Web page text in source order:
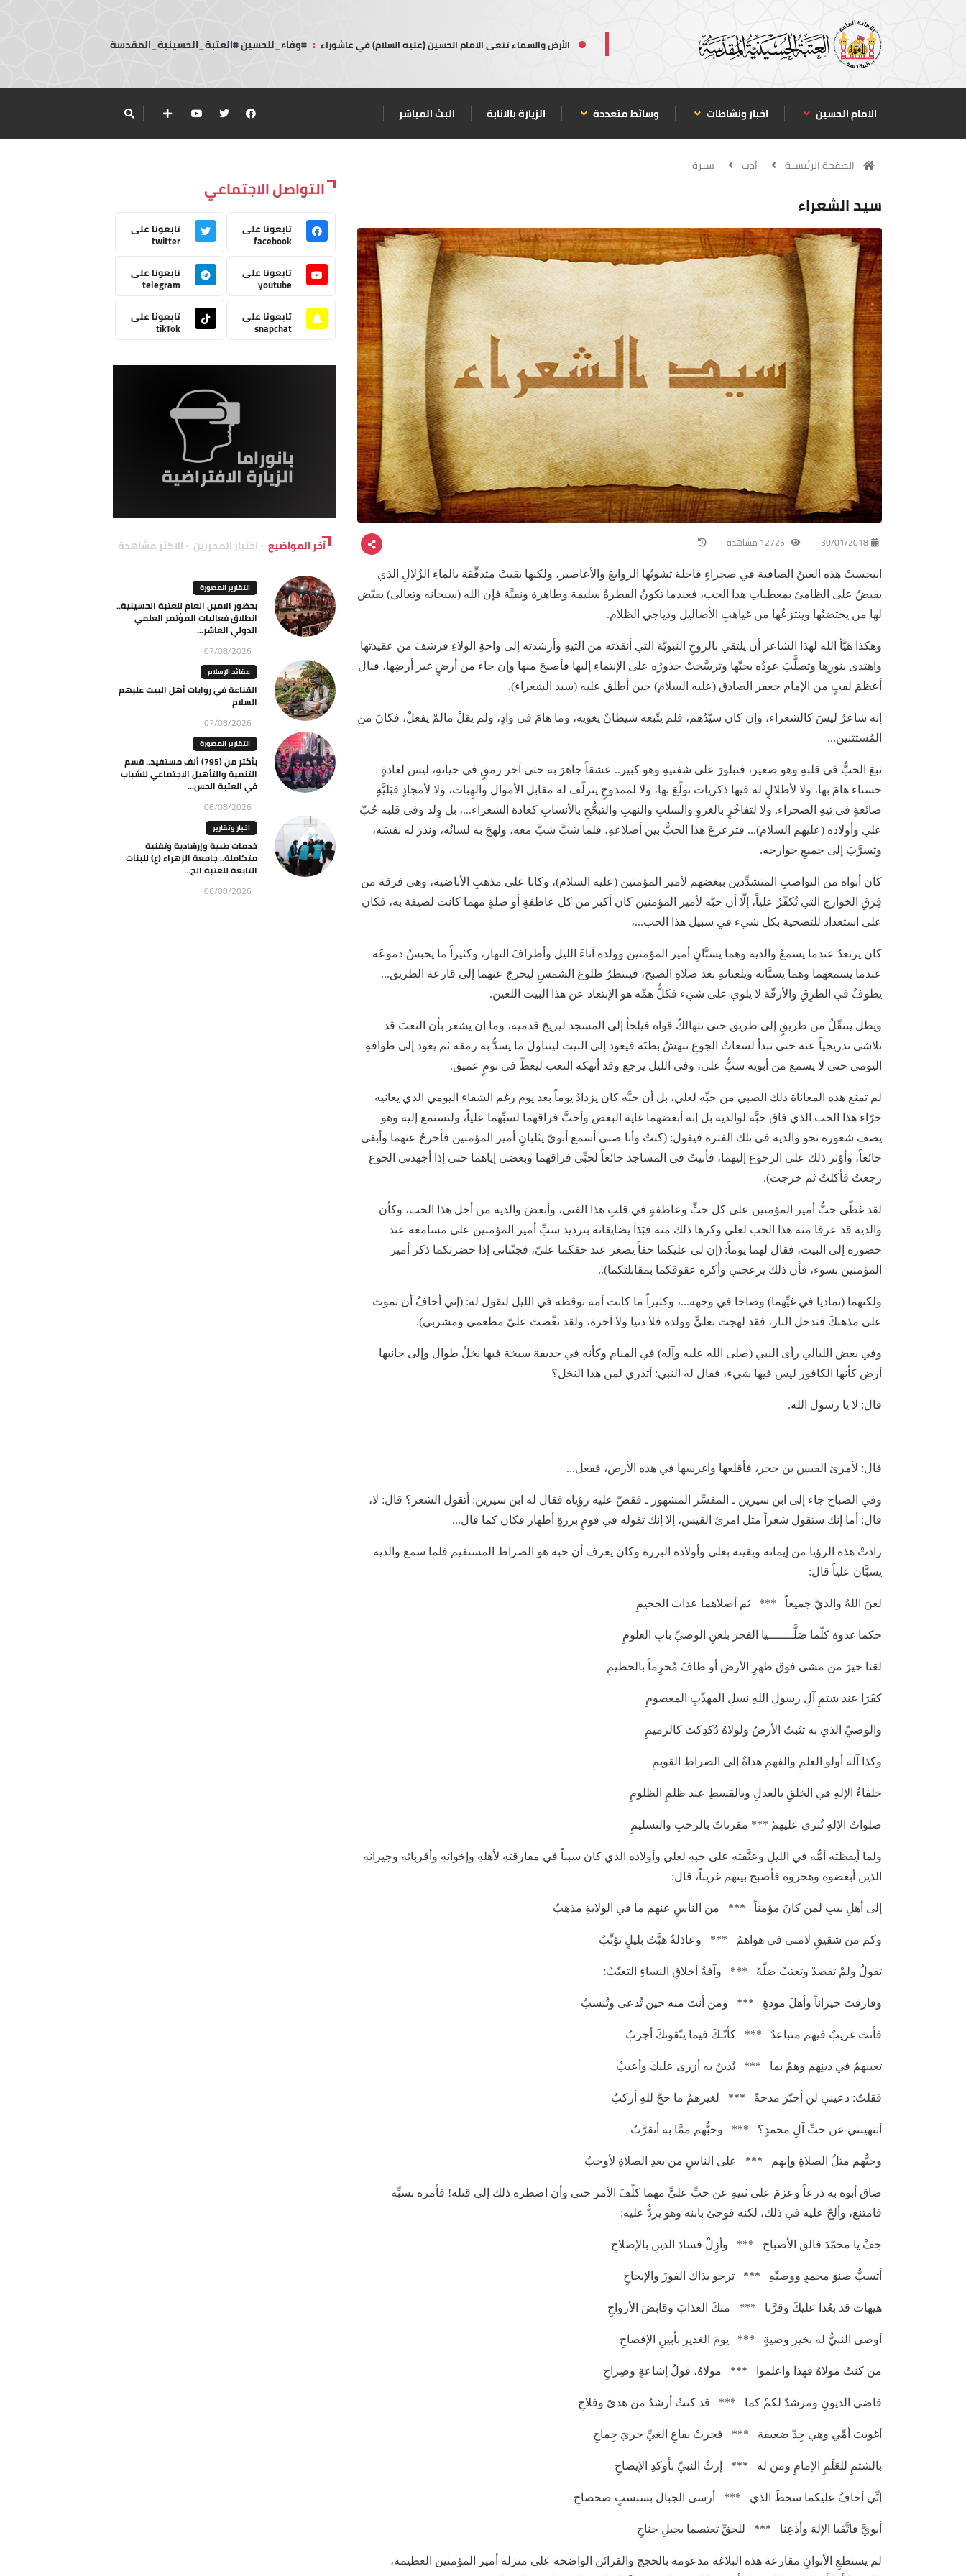
الأرض والسماء تنعى الامام الحسين (عليه السلام) في عاشوراء : #وفاء_للحسين #العتبة_الحسينية_المقدسة
الامام الحسين اخبار ونشاطات وسائط متعددة الزيارة بالانابة البث المباشر
الصفحة الرئيسية أدب سيرة
سيد الشعراء
30/01/2018
انبجستْ هذه العينُ الصافية في صحراءٍ قاحلة تشوبُها الزوابعَ والأعاصير، ولكنها بقيتْ متدفِّقة بالماءِ الزُلالِ الذي
يفيضُ على الظامئ بمعطياتِ هذا الحب، فعندما تكونُ الفطرةُ سليمة وطاهرة ونقيَّة فإن الله (سبحانه وتعالى) يقيّض
لها من يحتضنُها وينتزعُها من غياهبِ الأضاليلِ ودياجي الظلام.
وهكذا هَيَّأ الله لهذا الشاعر أن يلتقي بالروحِ النبويَّة التي أنقذته من التيهِ وأرشدته إلى واحةِ الولاءِ فرشفَ من عقيدتها
واهتدى بنورِها وتصلَّبَ عودُه بحبِّها وترسَّختْ جذورُه على الإنتماءِ إليها فأصبحَ منها وإن جاء من أرضٍ غير أرضِها، فنال
أعظمَ لقبٍ من الإمام جعفر الصادق (عليه السلام) حين أطلق عليه (سيد الشعراء).
إنه شاعرٌ ليسَ كالشعراء، وإن كان سيَّدُهم، فلم يتّبعه شيطانٌ يغويه، وما هامَ في وادٍ، ولم يقلْ مالمْ يفعلْ، فكانَ من
المُستثنين...
نبعَ الحبُّ في قلبهِ وهو صغير، فتبلورَ على شفتيهِ وهو كبير.. عشقاً جاهرَ به حتى آخر رمقٍ في حياتهِ، ليس لغادةٍ
حسناء هامَ بها، ولا لأطلالٍ له فيها ذكريات تولّعَ بها، ولا لممدوحٍ يتزلّف له مقابل الأموال والهِبات، ولا لأمجادٍ قبَليَّةٍ
ضائعةٍ في تيهِ الصحراء, ولا لتفاخُرٍ بالغزوِ والسلبِ والنهبِ والتبجُّحِ بالأنسابِ كعادة الشعراء...، بل وِلد وفي قلبه حُبّ
علي وأولاده (عليهم السلام)... فترعرعَ هذا الحبُّ بين أضلاعهِ، فلما شبَّ شبَّ معه، ولهجَ به لسانُه، ونذرَ له نفسَه،
وتسرَّبَ إلى جميعِ جوارحه.
كان أبواه من النواصبِ المتشدِّدين ببغضهم لأمير المؤمنين (عليه السلام)، وكانا على مذهبِ الأباضية، وهي فرقة من
فِرَقِ الخوارج التي تُكفّرُ علياً، إلّا أن حبَّه لأمير المؤمنين كان أكبر من كل عاطفةٍ أو صلةٍ مهما كانت لصيقة به، فكان
على استعداد للتضحية بكل شيء في سبيل هذا الحب...،
كان يرتعدُ عندما يسمعُ والديه وهما يسبَّانِ أمير المؤمنين وولده آناءَ الليل وأطرافَ النهار، وكثيراً ما يحبسُ دموعَه
عندما يسمعهما وهما يسبَّانه ويلعنانهِ بعد صلاةِ الصبح، فينتظرُ طلوعَ الشمسِ ليخرجَ عنهما إلى قارعة الطريق...
يطوفُ في الطرِقِ والأزقّة لا يلوي على شيء فكلُّ همِّه هو الإبتعاد عن هذا البيت اللعين.
ويظل يتنقّلُ من طريقٍ إلى طريق حتى تتهالكُ قواه فيلجأ إلى المسجد ليريحَ قدميه، وما إن يشعر بأن التعبَ قد
تلاشى تدريجياً عنه حتى تبدأ لسعاتُ الجوعِ تنهشُ بطنَه فيعود إلى البيت ليتناولَ ما يسدُّ به رمقه ثم يعود إلى طوافهِ
اليومي حتى لا يسمع من أبويه سبُّ علي، وفي الليل يرجع وقد أنهكه التعب ليغطّ في نومٍ عميق.
لم تمنع هذه المعاناة ذلك الصبي من حبِّه لعلي، بل أن حبَّه كان يزدادُ يوماً بعد يوم رغم الشقاء اليومي الذي يعانيه
جرّاء هذا الحب الذي فاق حبَّه لوالديه بل إنه أبغضهما غاية البغض وأحبَّ فراقهما لسبِّهما علياً، ولنستمع إليه وهو
يصف شعوره نحو والديه في تلك الفترة فيقول: (كنتُ وأنا صبي أسمع أبويّ يثلبانِ أمير المؤمنين فأخرجُ عنهما وأبقى
جائعاً، وأؤثر ذلك على الرجوع إليهما، فأبيتُ في المساجد جائعاً لحبِّي فراقهما وبغضي إياهما حتى إذا أجهدني الجوع
رجعتُ فأكلتُ ثم خرجت).
لقد غطّى حبُّ أمير المؤمنين على كل حبٍّ وعاطفةٍ في قلبِ هذا الفتى، وأبغضَ والديه من أجل هذا الحب، وكأن
والديه قد عرفا منه هذا الحب لعلي وكرها ذلك منه فبَدَآ يضايقانه بترديد سبِّ أمير المؤمنين على مسامعه عند
حضوره إلى البيت، فقال لهما يوماً: (إن لي عليكما حقاً يصغر عند حقكما عليّ، فجنّباني إذا حضرتكما ذكر أمير
المؤمنين بسوء، فأن ذلك يزعجني وأكره عقوقكما بمقابلتكما)..
ولكنهما (تماديا في غيِّهما) وصاحا في وجهه...، وكثيراً ما كانت أمه توقظه في الليل لتقول له: (إني أخافُ أن تموتَ
على مذهبكَ فتدخل النار، فقد لهجتَ بعليٍّ وولده فلا دنيا ولا آخرة، ولقد نغّصتَ عليّ مطعمي ومشربي).
وفي بعض الليالي رأى النبي (صلى الله عليه وآله) في المنام وكأنه في حديقة سبخة فيها نخلٌ طوال وإلى جانبها
أرض كأنها الكافور ليس فيها شيء، فقال له النبي: أتدري لمن هذا النخل؟
قال: لا يا رسول الله.
قال: لأمرئ القيس بن حجر، فأقلعها واغرسها في هذه الأرض، ففعل...
وفي الصباح جاء إلى ابن سيرين ـ المفسِّر المشهور ـ فقصّ عليه رؤياه فقال له ابن سيرين: أتقول الشعر؟ قال: لا،
قال: أما إنك ستقول شعراً مثل امرئ القيس، إلا إنك تقوله في قومٍ بررةٍ أطهار فكان كما قال...
زادتْ هذه الرؤيا من إيمانه ويقينه بعلي وأولاده البررة وكان يعرف أن حبه هو الصراط المستقيم فلما سمع والديه
يسبَّان علياً قال:
لعنَ اللهُ والديَّ جميعاً *** ثم أصلاهما عذابَ الجحيمِ
حكما غدوة كلّما صَلَّـــــــيا الفجرَ بلعنِ الوصيِّ بابِ العلومِ
لعَنا خيرَ من مشى فوق ظهرِ الأرضِ أو طافَ مُحرِماً بالحطيمِ
كفَرَا عند شتمِ آلِ رسولِ اللهِ نسلِ المهذَّبِ المعصومِ
والوصيِّ الذي به تثبتُ الأرضُ ولولاهُ دُكدِكتْ كالرميمِ
وكذا آله أولو العلمِ والفهمِ هداةٌ إلى الصراطِ القويمِ
خلفاءُ الإلهِ في الخلقِ بالعدلِ وبالقسطِ عند ظلمِ الظلومِ
صلواتُ الإلهِ تُترى عليهمْ *** مقرناتٌ بالرحبِ والتسليمِ
ولما أيقظته أمُّه في الليلِ وعنَّفته على حبهِ لعلي وأولاده الذي كان سبباً في مفارقتهِ لأهلهِ وإخوانهِ وأقربائهِ وجيرانهِ
الذين أبغضوه وهجروه فأصبح بينهم غريباً، قال:
إلى أهلِ بيتٍ لمن كانَ مؤمناً *** من الناسِ عنهم ما في الولايةِ مذهبُ
وكم من شقيقٍ لامني في هواهمُ *** وعاذلةٌ هبَّتْ بليلٍ تؤنِّبُ
تقولُ ولمْ تقصدْ وتعتبُ ضلّةً *** وآفةُ أخلاقِ النساءِ التعتّبُ:
وفارقتَ جيراناً وأهلَ مودةٍ *** ومن أنتَ منه حين تُدعى وتُنسبُ
فأنتَ غريبٌ فيهم متباعدٌ *** كأنّـكَ فيما يتّقونكَ أجربُ
تعيبهمُ في دينِهم وهمُ بما *** تُدينُ به أزرى عليكَ وأعيبُ
فقلتُ: دعيني لن أحبّرَ مدحةً *** لغيرهمُ ما حجَّ للهِ أركبُ
أتنهينني عن حبِّ آلِ محمدٍ؟ *** وحبُّهم ممَّا به أتقرَّبُ
وحبُّهم مثلُ الصلاةِ وإنهم *** على الناسِ من بعدِ الصلاةِ لأوجبُ
ضاق أبوه به ذرعاً وعزمَ على ثنيهِ عن حبِّ عليٍّ مهما كلّفَ الأمر حتى وأن اضطره ذلك إلى قتله! فأمره بسبِّه
فامتنع، وألحَّ عليه في ذلك، لكنه فوجئ بابنه وهو يردُّ عليه:
خِفْ يا محمّدَ فالقَ الأصباحِ *** وأزِلْ فسادَ الدينِ بالإصلاحِ
أتسبُّ صنوَ محمدٍ ووصيِّهِ *** ترجو بذاكَ الفوزَ والإنجاحِ
هيهاتَ قد بعُدا عليكَ وقرَّبا *** منكَ العذابَ وقابضَ الأرواحِ
أوصى النبيُّ له بخيرِ وصيةٍ *** يومَ الغديرِ بأبينِ الإفصاحِ
من كنتُ مولاهُ فهذا واعلموا *** مولاهُ، قولُ إشاعةٍ وصِراحِ
قاضي الديونِ ومرشدٌ لكمْ كما *** قد كنتُ أرشدُ من هدىً وفلاحِ
أغويتَ أمِّي وهي جِدّ ضعيفة *** فجرتْ بقاعِ الغيِّ جريَ جِماحِ
بالشتمِ للعَلَمِ الإمامِ ومن له *** إرثُ النبيِّ بأوكدِ الإيضاحِ
إنِّي أخافُ عليكما سخطَ الذي *** أرسى الجبالَ بسبسبٍ صحصاحِ
أبويَّ فاتَّقيا الإلهَ وأذعِنا *** للحقِّ تعتصما بحبلِ جناحِ
لم يستطعِ الأبوانِ مقارعة هذه البلاغة مدعومة بالحجج والقرائن الواضحة على منزلة أمير المؤمنين العظيمة،
التواصل الاجتماعي
تابعونا على
facebook
تابعونا على
twitter
تابعونا على
youtube
تابعونا على
telegram
تابعونا على
snapchat
تابعونا على
tikTok
آخر المواضيع اختيار المحررين الاكثر مشاهدة
التقارير المصورة
بحضور الامين العام للعتبة الحسينية..
انطلاق فعاليات المؤتمر العلمي
الدولي العاشر...
07/08/2026
عقائد الإسلام
القناعة في روايات أهل البيت عليهم
السلام
07/08/2026
التقارير المصورة
بأكثر من (795) ألف مستفيد.. قسم
التنمية والتأهيل الاجتماعي للشباب
في العتبة الحس...
06/08/2026
اخبار وتقارير
خدمات طبية وإرشادية وتقنية
متكاملة.. جامعة الزهراء (ع) للبنات
التابعة للعتبة الح...
06/08/2026